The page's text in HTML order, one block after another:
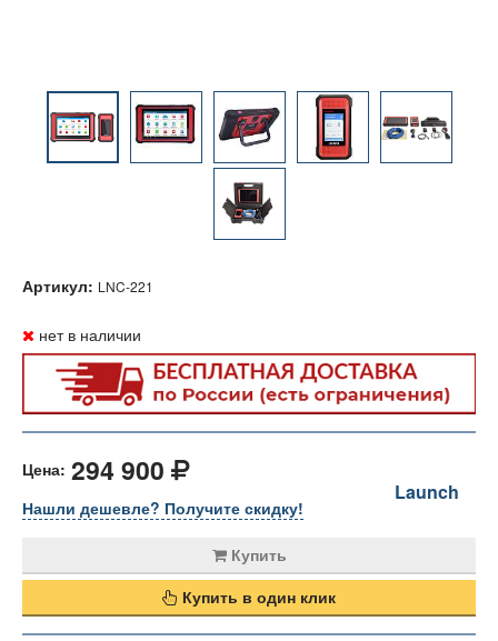
Артикул: LNC-221
нет в наличии
Цена: 294 900
Launch
Нашли дешевле? Получите скидку!
Купить
Купить в один клик